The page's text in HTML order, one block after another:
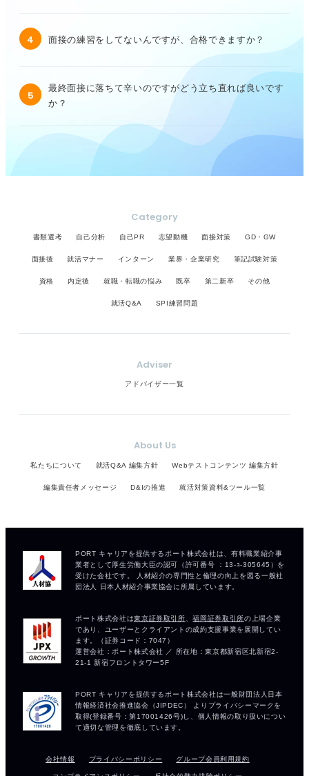
4 面接の練習をしてないんですが、合格できますか？
5
最終面接に落ちて辛いのですがどう立ち直れば良いです
か？
Category
書類選考 自己分析 自己PR 志望動機 面接対策 GD・GW
面接後 就活マナー インターン 業界・企業研究 筆記試験対策
資格 内定後 就職・転職の悩み 既卒 第二新卒 その他
就活Q&A SPI練習問題
Adviser
アドバイザー一覧
About Us
私たちについて 就活Q&A 編集方針 Webテストコンテンツ 編集方針
編集責任者メッセージ D&Iの推進 就活対策資料&ツール一覧
会社情報 プライバシーポリシー グループ会員利用規約